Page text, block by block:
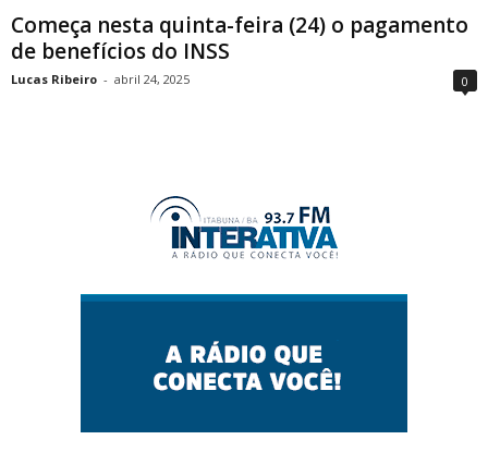
Começa nesta quinta-feira (24) o pagamento
de benefícios do INSS
Lucas Ribeiro - abril 24, 2025 0